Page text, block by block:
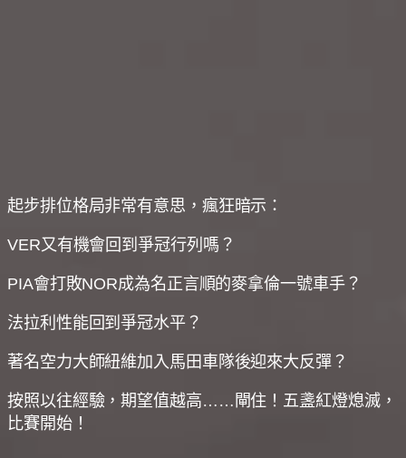
起步排位格局非常有意思，瘋狂暗示：
VER又有機會回到爭冠行列嗎？
PIA會打敗NOR成為名正言順的麥拿倫一號車手？
法拉利性能回到爭冠水平？
著名空力大師紐維加入馬田車隊後迎來大反彈？
按照以往經驗，期望值越高……閘住！五盞紅燈熄滅，
比賽開始！